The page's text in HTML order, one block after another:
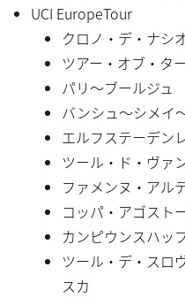
UCI EuropeTour
クロノ・デ・ナシ
ツアー・オブ・タ
パリ〜ブールジュ
バンシュ〜シメイ
エルフステーデン
ツール・ド・ヴァ
ファメンヌ・アル
コッパ・アゴスト
カンピウンスハッ
ツール・デ・スロ
スカ